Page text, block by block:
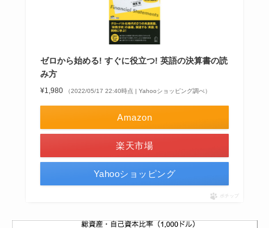
ゼロから始める! すぐに役立つ! 英語の決算書の読
み方
¥1,980 （2022/05/17 22:40時点 | Yahooショッピング調べ）
Amazon
楽天市場
Yahooショッピング
ポチップ